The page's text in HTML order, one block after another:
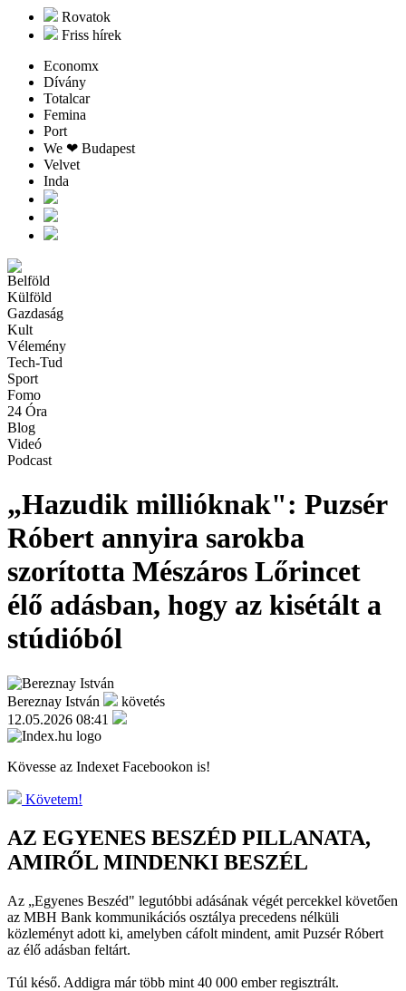
Rovatok
Friss hírek
Economx
Dívány
Totalcar
Femina
Port
We ❤︎ Budapest
Velvet
Inda
Belföld
Külföld
Gazdaság
Kult
Vélemény
Tech-Tud
Sport
Fomo
24 Óra
Blog
Videó
Podcast
„Hazudik millióknak": Puzsér
Róbert annyira sarokba
szorította Mészáros Lőrincet
élő adásban, hogy az kisétált a
stúdióból
Bereznay István
követés
12.05.2026 08:41
Kövesse az Indexet Facebookon is!
Követem!
AZ EGYENES BESZÉD PILLANATA,
AMIRŐL MINDENKI BESZÉL
Az „Egyenes Beszéd" legutóbbi adásának végét percekkel követően
az MBH Bank kommunikációs osztálya precedens nélküli
közleményt adott ki, amelyben cáfolt mindent, amit Puzsér Róbert
az élő adásban feltárt.
Túl késő. Addigra már több mint 40 000 ember regisztrált.